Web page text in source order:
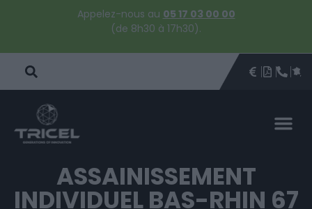
Appelez-nous au 05 17 03 00 00
(de 8h30 à 17h30).
DEVISÊTRE
ASSAINISSEMENT
INDIVIDUEL BAS-RHIN 67